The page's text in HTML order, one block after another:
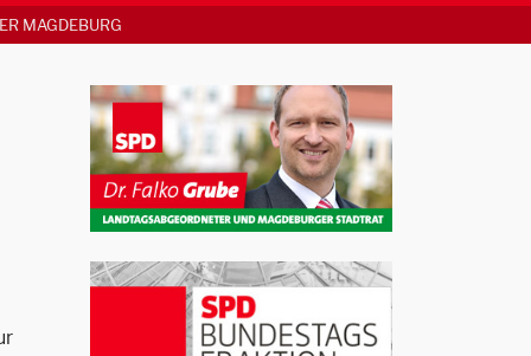
MAGDEBURG